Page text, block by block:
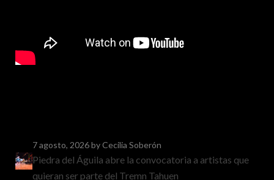
7 agosto, 2026by Cecilia Soberón
Piedra del Águila abre la convocatoria a artistas que
quieran ser parte del Tremn Tahuen